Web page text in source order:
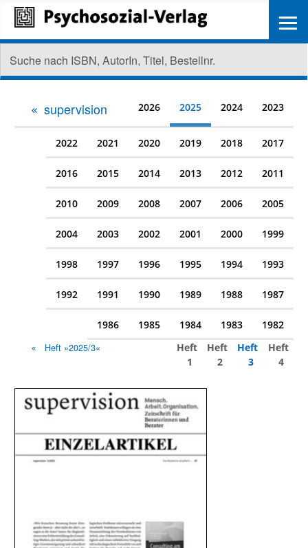
supervision 2026 2025 2024 2023
2022 2021 2020 2019 2018 2017
2016 2015 2014 2013 2012 2011
2010 2009 2008 2007 2006 2005
2004 2003 2002 2001 2000 1999
1998 1997 1996 1995 1994 1993
1992 1991 1990 1989 1988 1987
1986 1985 1984 1983 1982
Heft »2025/3«
Heft
1
Heft
2
Heft
3
Heft
4
≡